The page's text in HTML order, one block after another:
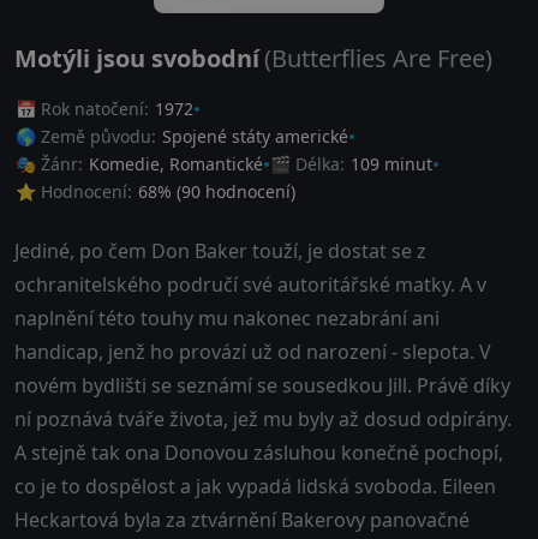
Motýli jsou svobodní(Butterflies Are Free)
📅 Rok natočení: 1972
🌎 Země původu: Spojené státy americké
🎭 Žánr: Komedie, Romantické 🎬 Délka: 109 minut
⭐ Hodnocení: 68% (90 hodnocení)
Jediné, po čem Don Baker touží, je dostat se z
ochranitelského područí své autoritářské matky. A v
naplnění této touhy mu nakonec nezabrání ani
handicap, jenž ho provází už od narození - slepota. V
novém bydlišti se seznámí se sousedkou Jill. Právě díky
ní poznává tváře života, jež mu byly až dosud odpírány.
A stejně tak ona Donovou zásluhou konečně pochopí,
co je to dospělost a jak vypadá lidská svoboda. Eileen
Heckartová byla za ztvárnění Bakerovy panovačné